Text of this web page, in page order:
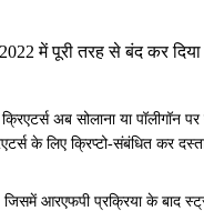
में पूरी तरह से बंद कर
अब सोलाना या पॉलीगॉन
के लिए क्रिप्टो-संबंधित कर
आरएफपी प्रक्रिया के बाद